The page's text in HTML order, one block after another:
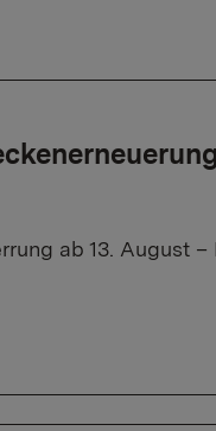
ab 13. August –